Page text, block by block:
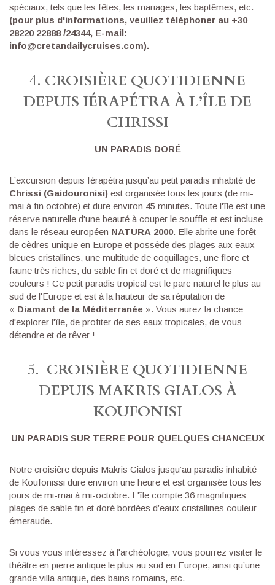
spéciaux, tels que les fêtes, les mariages, les baptêmes, etc.
(pour plus d'informations, veuillez téléphoner au +30
28220 22888 /24344, E-mail:
info@cretandailycruises.com).
4. CROISIÈRE QUOTIDIENNE
DEPUIS IÉRAPÉTRA À L’ÎLE DE
CHRISSI
UN PARADIS DORÉ
L’excursion depuis Iérapétra jusqu’au petit paradis inhabité de
Chrissi (Gaidouronisi) est organisée tous les jours (de mi-
mai à fin octobre) et dure environ 45 minutes. Toute l'île est une
réserve naturelle d'une beauté à couper le souffle et est incluse
dans le réseau européen ΝΑΤURΑ 2000. Elle abrite une forêt
de cèdres unique en Europe et possède des plages aux eaux
bleues cristallines, une multitude de coquillages, une flore et
faune très riches, du sable fin et doré et de magnifiques
couleurs ! Ce petit paradis tropical est le parc naturel le plus au
sud de l'Europe et est à la hauteur de sa réputation de
« Diamant de la Méditerranée ». Vous aurez la chance
d'explorer l'île, de profiter de ses eaux tropicales, de vous
détendre et de rêver !
5. CROISIÈRE QUOTIDIENNE
DEPUIS MAKRIS GIALOS À
KOUFONISI
UN PARADIS SUR TERRE POUR QUELQUES CHANCEUX
Notre croisière depuis Makris Gialos jusqu’au paradis inhabité
de Koufonissi dure environ une heure et est organisée tous les
jours de mi-mai à mi-octobre. L'île compte 36 magnifiques
plages de sable fin et doré bordées d’eaux cristallines couleur
émeraude.
Si vous vous intéressez à l'archéologie, vous pourrez visiter le
théâtre en pierre antique le plus au sud en Europe, ainsi qu’une
grande villa antique, des bains romains, etc.